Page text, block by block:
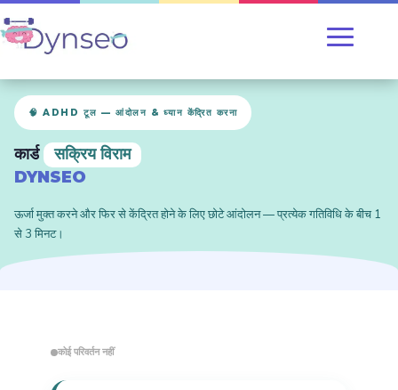
🧠 ADHD टूल — आंदोलन & ध्यान केंद्रित करना
कार्ड
सक्रिय विराम
DYNSEO
ऊर्जा मुक्त करने और फिर से केंद्रित होने के लिए छोटे आंदोलन — प्रत्येक गतिविधि के बीच 1
से 3 मिनट।
कोई परिवर्तन नहीं